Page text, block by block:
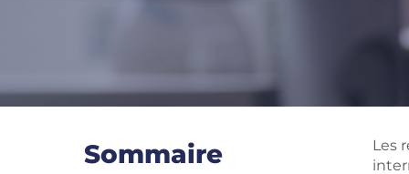
Sommaire
Les